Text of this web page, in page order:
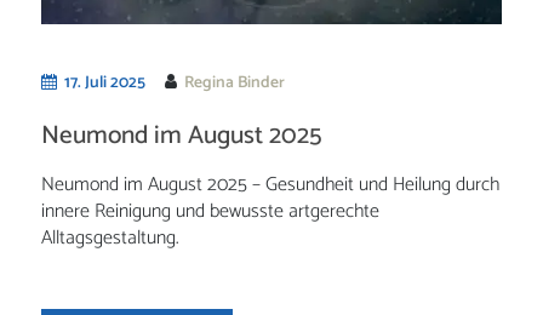
17. Juli 2025 Regina Binder
Neumond im August 2025
Neumond im August 2025 – Gesundheit und Heilung durch
innere Reinigung und bewusste artgerechte
Alltagsgestaltung.